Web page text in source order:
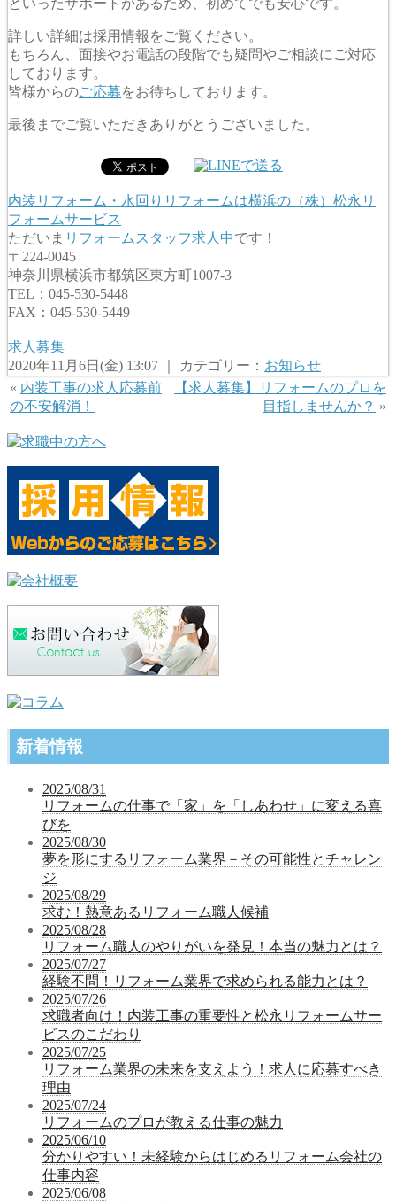
といったサポートがあるため、初めてでも安心です。
詳しい詳細は採用情報をご覧ください。
もちろん、面接やお電話の段階でも疑問やご相談にご対応
しております。
皆様からのご応募をお待ちしております。
最後までご覧いただきありがとうございました。
内装リフォーム・水回りリフォームは横浜の（株）松永リ
フォームサービス
ただいま リフォームスタッフ求人中です！
〒224-0045
神奈川県横浜市都筑区東方町1007-3
TEL：045-530-5448
FAX：045-530-5449
求人募集
2020年11月6日(金) 13:07 ｜ カテゴリー： お知らせ
« 内装工事の求人応募前
の不安解消！
【求人募集】リフォームのプロを
目指しませんか？ »
新着情報
2025/08/31
リフォームの仕事で「家」を「しあわせ」に変える喜
びを
2025/08/30
夢を形にするリフォーム業界－その可能性とチャレン
ジ
2025/08/29
求む！熱意あるリフォーム職人候補
2025/08/28
リフォーム職人のやりがいを発見！本当の魅力とは？
2025/07/27
経験不問！リフォーム業界で求められる能力とは？
2025/07/26
求職者向け！内装工事の重要性と松永リフォームサー
ビスのこだわり
2025/07/25
リフォーム業界の未来を支えよう！求人に応募すべき
理由
2025/07/24
リフォームのプロが教える仕事の魅力
2025/06/10
分かりやすい！未経験からはじめるリフォーム会社の
仕事内容
2025/06/08